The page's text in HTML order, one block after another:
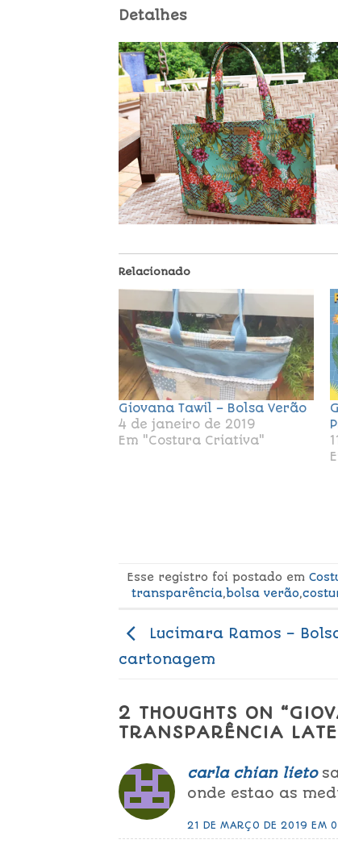
Detalhes
Relacionado
Giovana Tawil – Bolsa Verão
4 de janeiro de 2019
Em "Costura Criativa"
Esse registro foi postado em
transparência,bolsa verão,
Lucimara Ramos –
cartonagem
2 THOUGHTS ON “
TRANSPARÊNCIA
carla chian lieto
onde estao as
21 DE MARÇO DE 2019 EM